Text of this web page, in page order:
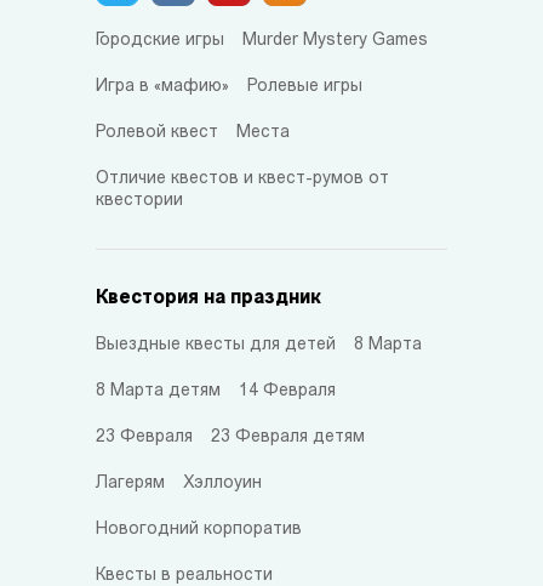
Городские игры Murder Mystery Games
Игра в «мафию» Ролевые игры
Ролевой квест Места
Отличие квестов и квест-румов от
квестории
Квестория на праздник
Выездные квесты для детей 8 Марта
8 Марта детям 14 Февраля
23 Февраля 23 Февраля детям
Лагерям Хэллоуин
Новогодний корпоратив
Квесты в реальности